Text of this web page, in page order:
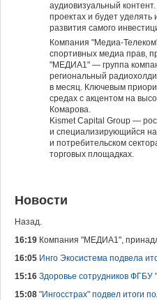
аудиовизуальный
проектах и будет
развития самого
Компания "Медиа-
спортивных медиа прав,
"МЕДИА1" — группа
региональный
в месяц. Ключевым
средах с акцентом на
Комарова.
Kismet Capital Group —
и специализирующийся
и потребительском
торговых площадках.
Новости
Назад.
16:19 Компания "МЕДИА1",
16:05 Инго Экосистема подвела
15:16 Здоровье сотрудников
15:08 "Ингосстрах" подвел итоги